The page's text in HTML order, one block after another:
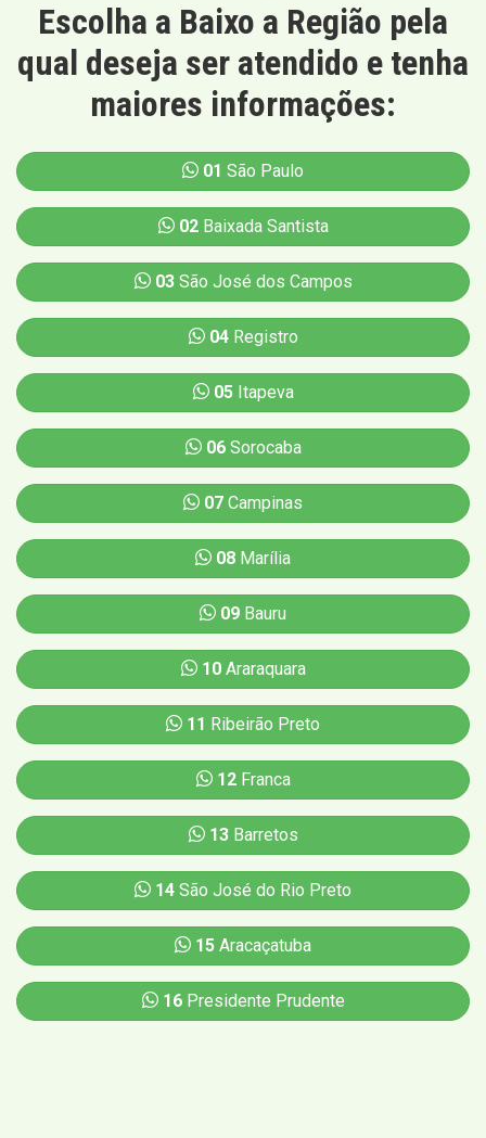
Escolha a Baixo a Região pela
qual deseja ser atendido e tenha
maiores informações:
01 São Paulo
02Baixada Santista
03São José dos Campos
04Registro
05Itapeva
06Sorocaba
07 Campinas
08 Marília
09 Bauru
10Araraquara
11 Ribeirão Preto
12Franca
13Barretos
14 São José do Rio Preto
15 Aracaçatuba
16Presidente Prudente